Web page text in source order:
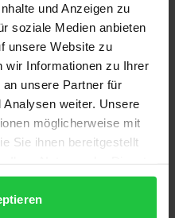
und Anzeigen zu
soziale Medien anbieten
unsere Website zu
wir Informationen zu Ihrer
unsere Partner für
weiter. Unsere
möglicherweise mit
Sie ihnen bereitgestellt
erhebliche
Spanien und
in dem vom Krieg
erhofft man
Strukturen
Effizienz der Politik.
Systeme – darunter
der Diskussion um die